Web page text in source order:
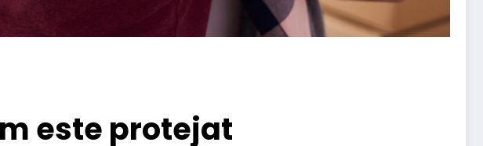
este protejat